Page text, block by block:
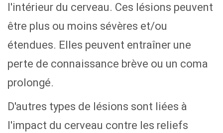
l'intérieur du cerveau. Ces lésions peuvent
être plus ou moins sévères et/ou
étendues. Elles peuvent entraîner une
perte de connaissance brève ou un coma
prolongé.
D'autres types de lésions sont liées à
l'impact du cerveau contre les reliefs